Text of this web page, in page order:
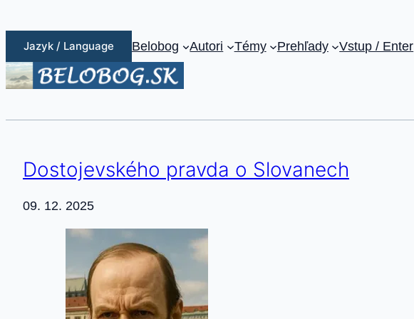
na
obsah
Jazyk / Language Belobog Autori Témy Prehľady Vstup / Enter
Dostojevského pravda o Slovanech
09. 12. 2025